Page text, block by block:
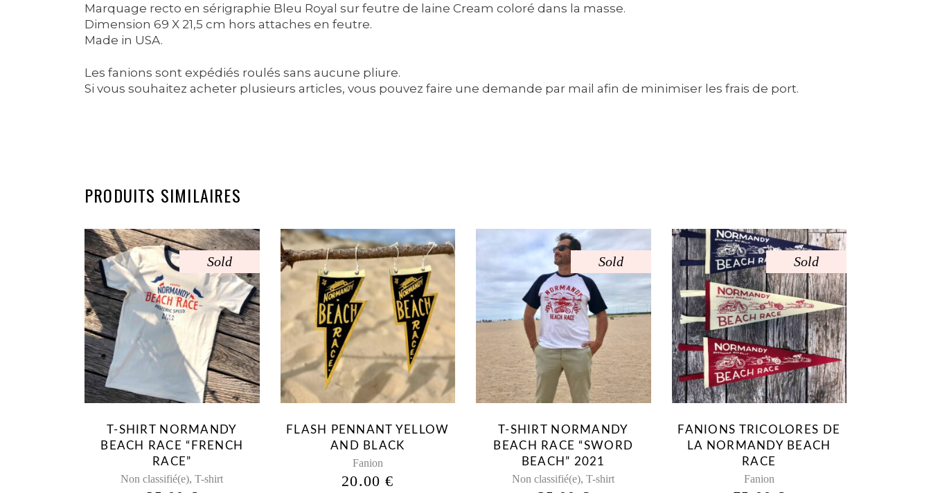
Marquage recto en sérigraphie Bleu Royal sur feutre de laine Cream coloré dans la masse.
Dimension 69 X 21,5 cm hors attaches en feutre.
Made in USA.
Les fanions sont expédiés roulés sans aucune pliure.
Si vous souhaitez acheter plusieurs articles, vous pouvez faire une demande par mail afin de minimiser les frais de port.
PRODUITS SIMILAIRES
Sold
Ce
produit
a
plusieurs
variations.
options
être
choisies
sur
la
T-SHIRT NORMANDY
BEACH RACE “FRENCH
RACE”
Non classifié(e),T-shirt
Ce
produit
a
plusieurs
variations.
Les
options
être
choisies
sur
la
FLASH PENNANT YELLOW
AND BLACK
Fanion
20.00 €
Sold
Ce
produit
a
plusieurs
variations.
Les
options
être
choisies
sur
la
T-SHIRT NORMANDY
BEACH RACE “SWORD
BEACH” 2021
Non classifié(e),T-shirt
Sold
FANIONS TRICOLORES DE
LA NORMANDY BEACH
RACE
Fanion